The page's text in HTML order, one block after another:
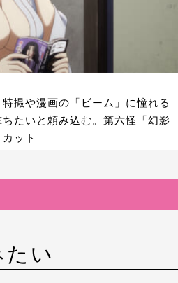
撮や漫画の「ビーム」に憧れる
たいと頼み込む。第六怪「幻影
ット
い